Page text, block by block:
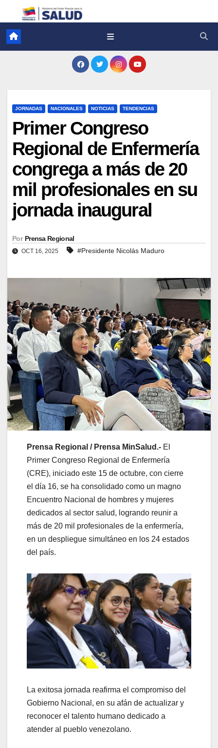
JORNADAS NACIONALES NOTICIAS TENDENCIAS
Primer Congreso
Regional de Enfermería
congrega a más de 20
mil profesionales en su
jornada inaugural
Por Prensa Regional
OCT 16, 2025 #Presidente Nicolás Maduro
Prensa Regional / Prensa MinSalud.- El
Primer Congreso Regional de Enfermería
(CRE), iniciado este 15 de octubre, con cierre
el día 16, se ha consolidado como un magno
Encuentro Nacional de hombres y mujeres
dedicados al sector salud, logrando reunir a
más de 20 mil profesionales de la enfermería,
en un despliegue simultáneo en los 24 estados
del país.
La exitosa jornada reafirma el compromiso del
Gobierno Nacional, en su afán de actualizar y
reconocer el talento humano dedicado a
atender al pueblo venezolano.